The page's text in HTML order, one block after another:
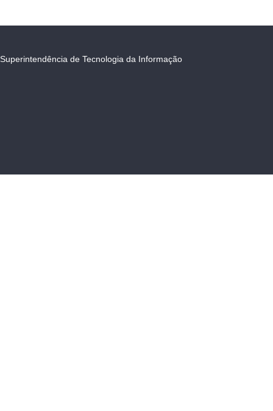
Superintendência de Tecnologia da Informação